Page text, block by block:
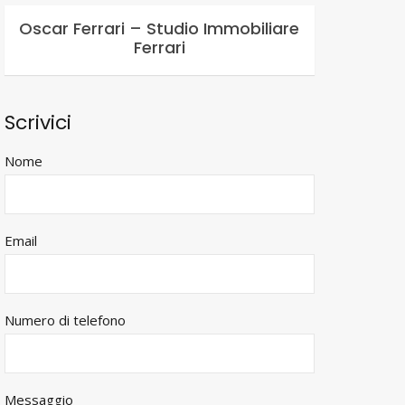
Oscar Ferrari – Studio Immobiliare
Ferrari
Scrivici
Nome
Email
Numero di telefono
Messaggio